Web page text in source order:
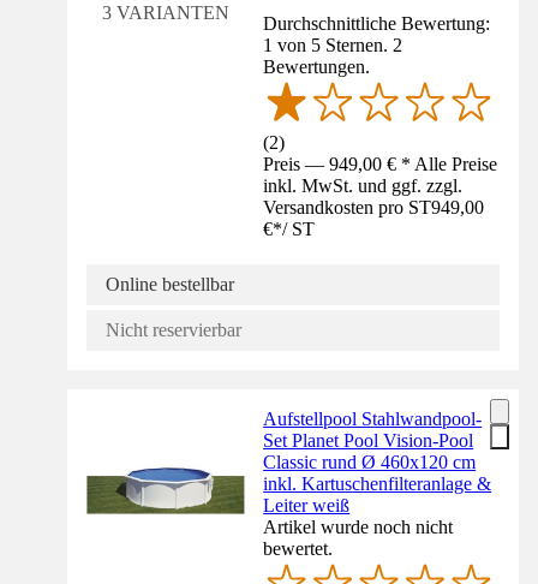
3 VARIANTEN
Durchschnittliche Bewertung:
1 von 5 Sternen. 2
Bewertungen.
(2)
Preis — 949,00 € * Alle Preise
inkl. MwSt. und ggf. zzgl.
Versandkosten pro ST949,00
€*/ ST
Online bestellbar
Nicht reservierbar
Aufstellpool Stahlwandpool-
Set Planet Pool Vision-Pool
Classic rund Ø 460x120 cm
inkl. Kartuschenfilteranlage &
Leiter weiß
Artikel wurde noch nicht
bewertet.